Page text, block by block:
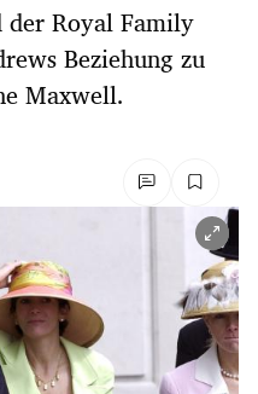
der Royal Family
Beziehung zu
Maxwell.